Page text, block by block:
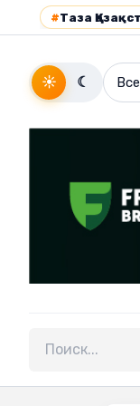
#Таза
☀ ☾
Поиск по сайту